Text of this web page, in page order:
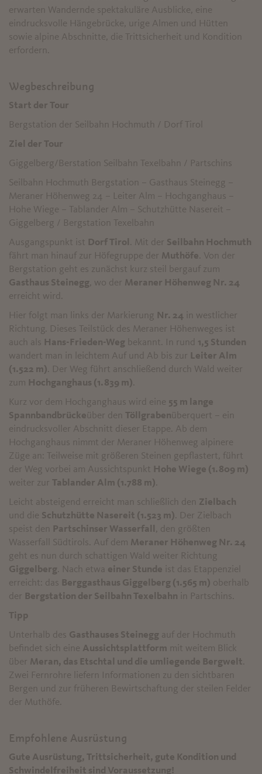
erwarten Wandernde spektakuläre Ausblicke, eine
eindrucksvolle Hängebrücke, urige Almen und Hütten
sowie alpine Abschnitte, die Trittsicherheit und Kondition
erfordern.
Wegbeschreibung
Start der Tour
Bergstation der Seilbahn Hochmuth / Dorf Tirol
Ziel der Tour
Giggelberg/Berstation Seilbahn Texelbahn / Partschins
Seilbahn Hochmuth Bergstation – Gasthaus Steinegg –
Meraner Höhenweg 24 – Leiter Alm – Hochganghaus –
Hohe Wiege – Tablander Alm – Schutzhütte Nasereit –
Giggelberg / Bergstation Texelbahn
Ausgangspunkt ist Dorf Tirol . Mit der Seilbahn Hochmuth
fährt man hinauf zur Höfegruppe der Muthöfe . Von der
Bergstation geht es zunächst kurz steil bergauf zum
Gasthaus Steinegg , wo der Meraner Höhenweg Nr. 24
erreicht wird.
Hier folgt man links der Markierung Nr. 24 in westlicher
Richtung. Dieses Teilstück des Meraner Höhenweges ist
auch als Hans-Frieden-Weg bekannt. In rund 1,5 Stunden
wandert man in leichtem Auf und Ab bis zur Leiter Alm
(1.522 m) . Der Weg führt anschließend durch Wald weiter
zum Hochganghaus (1.839 m)
Kurz vor dem Hochganghaus wird eine 55 m lange
Spannbandbrücke über den Töllgraben überquert – ein
eindrucksvoller Abschnitt dieser Etappe. Ab dem
Hochganghaus nimmt der Meraner Höhenweg alpinere
Züge an: Teilweise mit größeren Steinen gepflastert, führt
der Weg vorbei am Aussichtspunkt Hohe Wiege (1.809 m)
weiter zur Tablander Alm (1.788 m)
Leicht absteigend erreicht man schließlich den Zielbach
und die Schutzhütte Nasereit (1.523 m) . Der Zielbach
speist den
Partschinser Wasserfall
, den größten
Wasserfall Südtirols. Auf dem Meraner Höhenweg Nr. 24
geht es nun durch schattigen Wald weiter Richtung
Giggelberg . Nach etwa einer Stunde ist das Etappenziel
erreicht: das Berggasthaus Giggelberg (1.565 m) oberhalb
der Bergstation der Seilbahn Texelbahn in Partschins.
Tipp
Unterhalb des Gasthauses Steinegg auf der Hochmuth
befindet sich eine Aussichtsplattform mit weitem Blick
über Meran, das Etschtal und die umliegende Bergwelt
Zwei Fernrohre liefern Informationen zu den sichtbaren
Bergen und zur früheren Bewirtschaftung der steilen Felder
der Muthöfe.
Empfohlene Ausrüstung
Gute Ausrüstung, Trittsicherheit, gute Kondition und
Schwindelfreiheit sind Voraussetzung!